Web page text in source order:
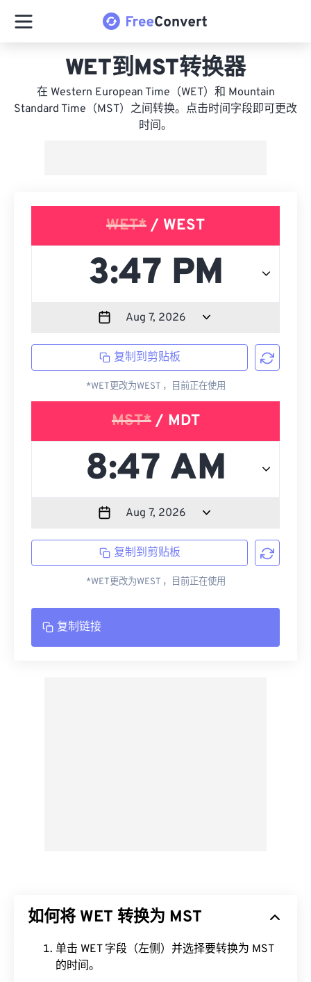
WET到MST转换器
在 Western European Time（WET）和 Mountain
Standard Time（MST）之间转换。点击时间字段即可更改
时间。
WET* / WEST
复制到剪贴板
*WET更改为WEST ，目前正在使用
MST*/ MDT
复制到剪贴板
*WET更改为WEST ，目前正在使用
复制链接
如何将 WET 转换为 MST
单击 WET 字段（左侧）并选择要转换为 MST
的时间。